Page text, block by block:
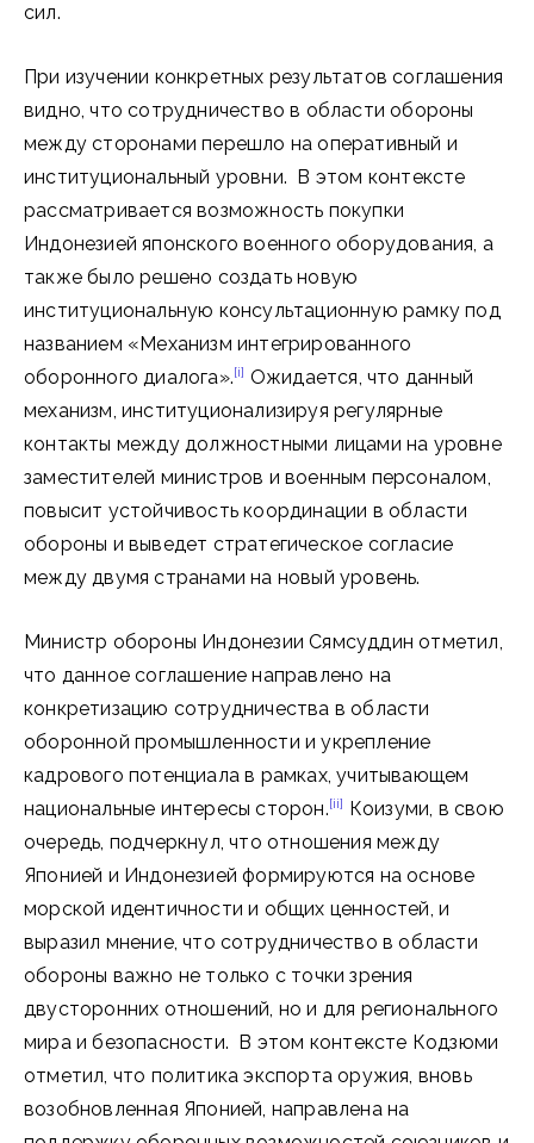
сил.
При изучении конкретных результатов соглашения
видно, что сотрудничество в области обороны
между сторонами перешло на оперативный и
институциональный уровни. В этом контексте
рассматривается возможность покупки
Индонезией японского военного оборудования, а
также было решено создать новую
институциональную консультационную рамку под
названием «Механизм интегрированного
оборонного диалога».[i] Ожидается, что данный
механизм, институционализируя регулярные
контакты между должностными лицами на уровне
заместителей министров и военным персоналом,
повысит устойчивость координации в области
обороны и выведет стратегическое согласие
между двумя странами на новый уровень.
Министр обороны Индонезии Сямсуддин отметил,
что данное соглашение направлено на
конкретизацию сотрудничества в области
оборонной промышленности и укрепление
кадрового потенциала в рамках, учитывающем
национальные интересы сторон.[ii] Коизуми, в свою
очередь, подчеркнул, что отношения между
Японией и Индонезией формируются на основе
морской идентичности и общих ценностей, и
выразил мнение, что сотрудничество в области
обороны важно не только с точки зрения
двусторонних отношений, но и для регионального
мира и безопасности. В этом контексте Кодзюми
отметил, что политика экспорта оружия, вновь
возобновленная Японией, направлена на